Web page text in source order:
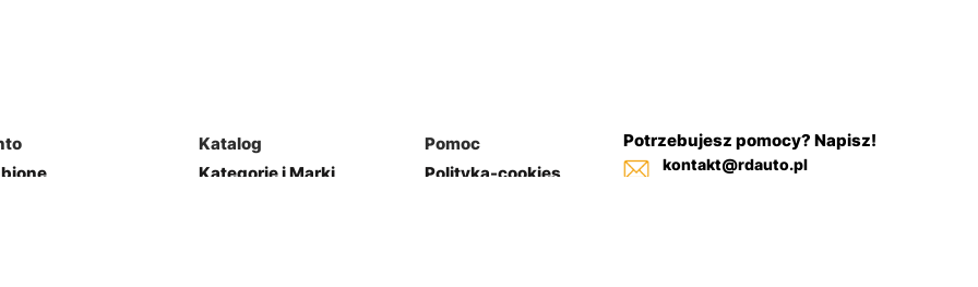
Katalog
Kategorie i Marki
Pomoc
Polityka-cookies
Potrzebujesz pomocy? Napisz!
kontakt@rdauto.pl